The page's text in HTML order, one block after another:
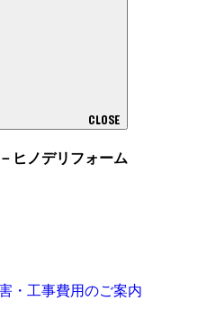
CLOSE
ヒノデリフォーム
・工事費用のご案内